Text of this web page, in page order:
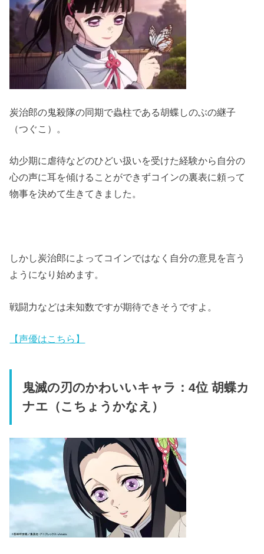
炭治郎の鬼殺隊の同期で蟲柱である胡蝶しのぶの継子
（つぐこ）。
幼少期に虐待などのひどい扱いを受けた経験から自分の
心の声に耳を傾けることができずコインの裏表に頼って
物事を決めて生きてきました。
しかし炭治郎によってコインではなく自分の意見を言う
ようになり始めます。
戦闘力などは未知数ですが期待できそうですよ。
【声優はこちら】
鬼滅の刃のかわいいキャラ：4位 胡蝶カ
ナエ（こちょうかなえ）